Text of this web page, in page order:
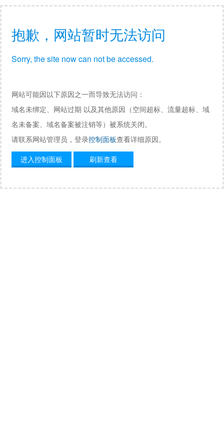
抱歉，网站暂时无法访问
Sorry, the site now can not be accessed.
网站可能因以下原因之一而导致无法访问：
域名未绑定、网站过期 以及其他原因（空间超标、流量超标、域
名未备案、域名备案被注销等）被系统关闭。
请联系网站管理员，登录控制面板查看详细原因。
进入控制面板
刷新查看